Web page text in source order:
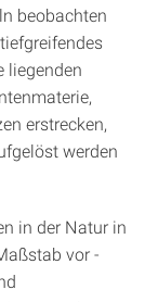
beobachten
liegenden
erstrecken,
werden
in der Natur in
vor -